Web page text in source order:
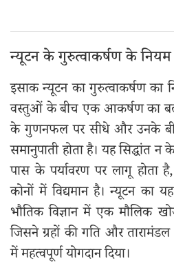
न्यूटन के गुरुत्वाकर्षण के नियम
इसाक न्यूटन का गुरुत्वाकर्षण का
वस्तुओं के बीच एक आकर्षण का बल
के गुणनफल पर सीधे और उनके
समानुपाती होता है। यह
पास के पर्यावरण पर लागू होता
कोनों में विद्यमान है। न्यूटन का
भौतिक विज्ञान में एक मौलिक
जिसने ग्रहों की गति और
में महत्वपूर्ण योगदान दिया।